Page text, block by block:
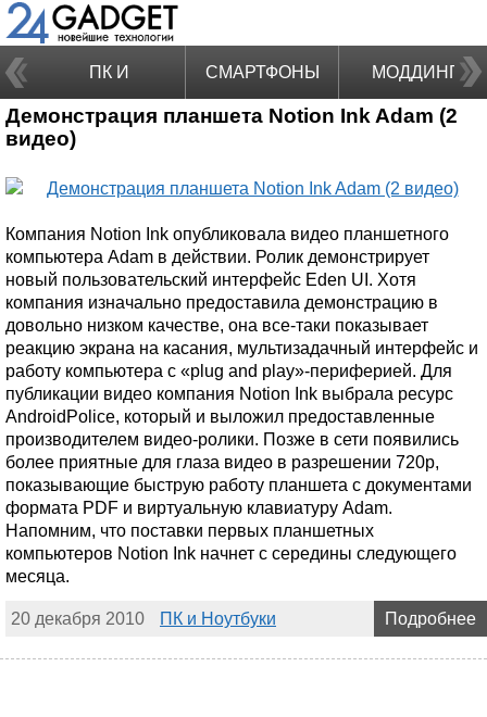
ПК И
НОУТБУКИ
СМАРТФОНЫ МОДДИНГ
Демонстрация планшета Notion Ink Adam (2
видео)
Компания Notion Ink опубликовала видео планшетного
компьютера Adam в действии. Ролик демонстрирует
новый пользовательский интерфейс Eden UI. Хотя
компания изначально предоставила демонстрацию в
довольно низком качестве, она все-таки показывает
реакцию экрана на касания, мультизадачный интерфейс и
работу компьютера с «plug and play»-периферией. Для
публикации видео компания Notion Ink выбрала ресурс
AndroidPolice, который и выложил предоставленные
производителем видео-ролики. Позже в сети появились
более приятные для глаза видео в разрешении 720р,
показывающие быструю работу планшета с документами
формата PDF и виртуальную клавиатуру Adam.
Напомним, что поставки первых планшетных
компьютеров Notion Ink начнет с середины следующего
месяца.
20 декабря 2010 ПК и Ноутбуки Подробнее